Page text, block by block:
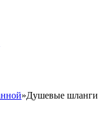
»Душевые шланги